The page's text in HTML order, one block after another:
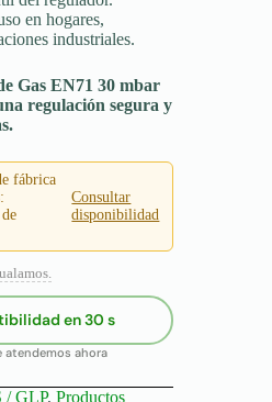
en hogares,
industriales.
Gas EN71 30 mbar
regulación segura y
fábrica
Consultar
disponibilidad
en 30 s
atendemos ahora
/ GLP, Productos